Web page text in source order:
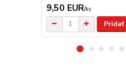
9,50 EUR/ks
Pridať